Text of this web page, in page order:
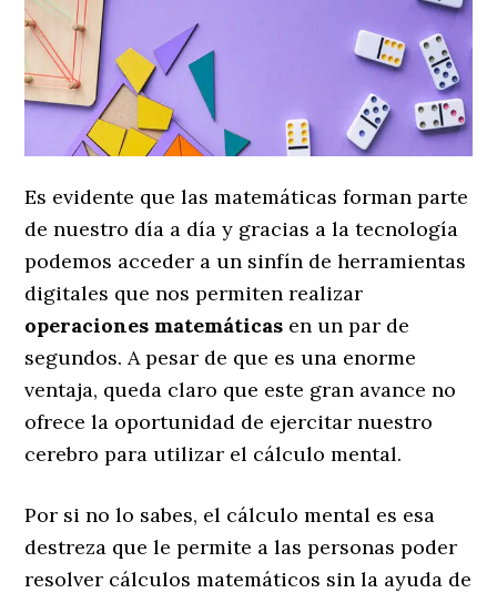
Es evidente que las matemáticas forman parte
de nuestro día a día y gracias a la tecnología
podemos acceder a un sinfín de herramientas
digitales que nos permiten realizar
operaciones matemáticas en un par de
segundos. A pesar de que es una enorme
ventaja, queda claro que este gran avance no
ofrece la oportunidad de ejercitar nuestro
cerebro para utilizar el cálculo mental.
Por si no lo sabes, el cálculo mental es esa
destreza que le permite a las personas poder
resolver cálculos matemáticos sin la ayuda de